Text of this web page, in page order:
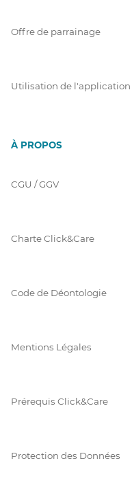
Offre de parrainage
Utilisation de
À PROPOS
CGU / GGV
Charte Click&Care
Code de Déontologie
Mentions Légales
Prérequis Click&Care
Protection des Données